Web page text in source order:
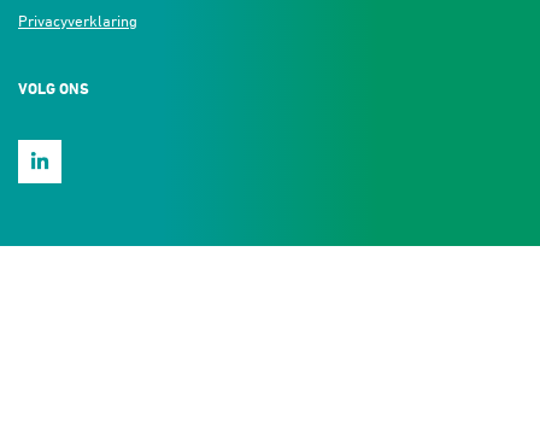
Privacyverklaring
VOLG ONS